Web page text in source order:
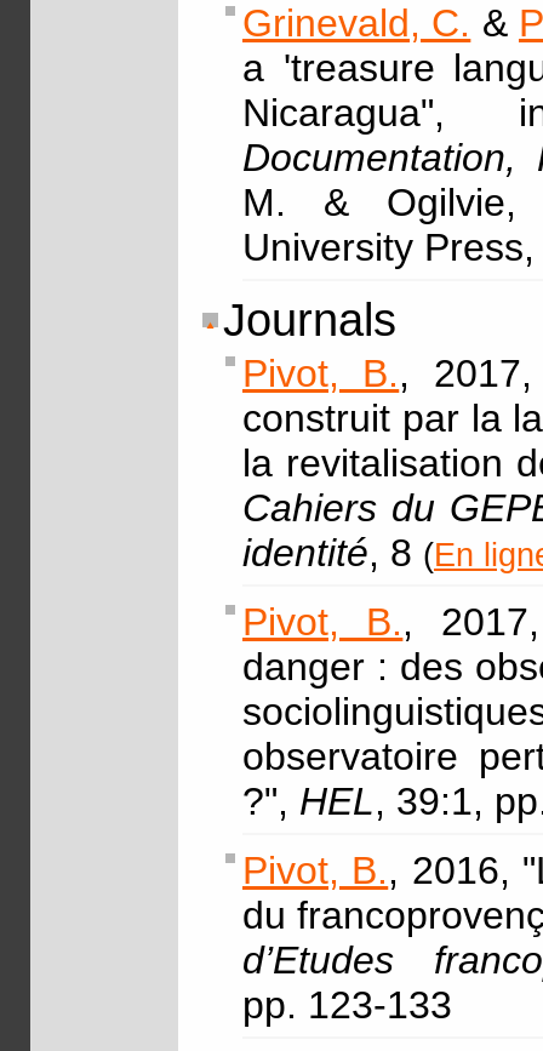
Grinevald, C. &
a 'treasure
Documentation,
M. & Ogilvie,
University
Journals
Pivot, B.,
construit par la
la revitalisation
Cahiers du
identité, 8 (En
Pivot, B.,
danger : des
observatoire
?", HEL, 39:1,
Pivot, B., 2016,
du
d’Etudes
pp. 123-133